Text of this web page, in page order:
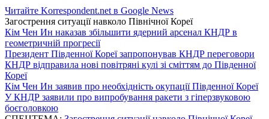
Читайте Korrespondent.net в Google News
Загострення ситуації навколо Пiвнічної Кореї
Кім Чен Ин наказав збільшити ядерний арсенал КНДР в
геометричній прогресії
Президент Південної Кореї запропонував КНДР переговори
КНДР відправила нові повітряні кулі зі сміттям до Південної
Кореї
Кім Чен Ин заявив про необхідність окупації Південної Кореї
У КНДР заявили про випробування ракети з гіперзвуковою
боєголовкою